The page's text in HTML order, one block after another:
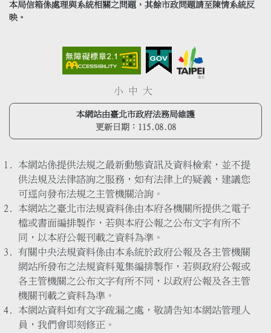
本局信箱係處理與系統相關之問題，其餘市政問題請至陳情系統反
映。
小 中 大
本網站由臺北市政府法務局維護
更新日期： 115.08.08
本網站係提供法規之最新動態資訊及資料檢索，並不提
供法規及法律諮詢之服務，如有法律上的疑義，建議您
可逕向發布法規之主管機關洽詢。
本網站之臺北市法規資料係由本府各機關所提供之電子
檔或書面編排製作，若與本府公報之公布文字有所不
同，以本府公報刊載之資料為準。
有關中央法規資料係由本系統於政府公報及各主管機關
網站所發布之法規資料蒐集編排製作，若與政府公報或
各主管機關之公布文字有所不同，以政府公報及各主管
機關刊載之資料為準。
本網站資料如有文字疏漏之處，敬請告知本網站管理人
員，我們會即刻修正。